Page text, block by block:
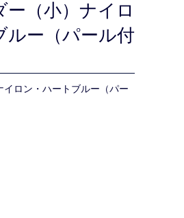
（小）ナイロ
ルー（パール付
ロン・ハートブルー（パー